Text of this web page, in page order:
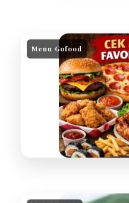
Menu Gofood